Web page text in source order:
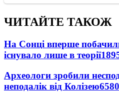
ЧИТАЙТЕ ТАКОЖ
На Сонці вперше
існувало лише в теорії
Археологи зробили
неподалік від Колізею6580